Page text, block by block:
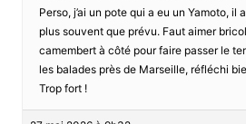
Perso, j’ai un pote qui a eu un Yamoto, il
plus souvent que prévu. Faut aimer
camembert à côté pour faire passer le
les balades près de Marseille, réfléchi
Trop fort !